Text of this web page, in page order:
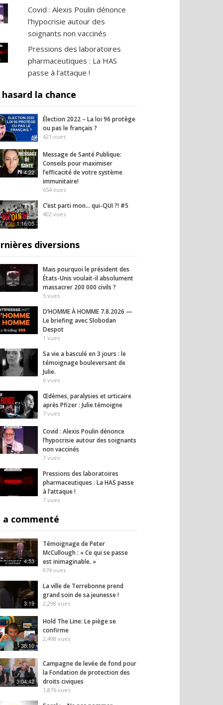
des
: La HAS
à l’attaque !
quand la santé bascule.
8vues
Covid : Alexis Poulin dénonce
l'hypocrisie autour des
soignants non vaccinés
Pressions des laboratoires
pharmaceutiques : La HAS
passe à l'attaque !
hasard la chance
Élection 2022 – La loi 96 protège
ou pas le français ?
421 vues
4:22
Message de Santé Publique:
Conseils pour maximiser
l’efficacité de votre système
immunitaire!
654 vues
1:16:05
C’est parti mon… qui-QUI ?! #5
402 vues
diversions
Mais pourquoi le président des
États-Unis voulait-il absolument
massacrer 200 000 civils ?
5 vues
D’HOMME À HOMME 7.8.2026 —
Le briefing avec Slobodan
Despot
1 vues
Sa vie a basculé en 3 jours : le
témoignage bouleversant de
Julie.
6 vues
Œdèmes, paralysies et urticaire
après Pfizer : Julie témoigne
7 vues
Covid : Alexis Poulin dénonce
l’hypocrisie autour des soignants
non vaccinés
7 vues
Pressions des laboratoires
pharmaceutiques : La HAS passe
à l’attaque !
7 vues
a commenté
4:53
Témoignage de Peter
McCullough : « Ce qui se passe
est inimaginable. »
974 vues
3:19
La ville de Terrebonne prend
grand soin de sa jeunesse !
2,298 vues
38:10
Hold The Line: Le piège se
confirme
2,498 vues
3:04:42
Campagne de levée de fond pour
la Fondation de protection des
droits civiques
1,876 vues